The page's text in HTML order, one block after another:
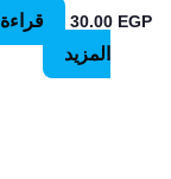
30.00 EGP
قراءة
المزيد